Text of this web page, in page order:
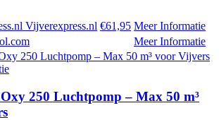
Vijverexpress.nl €61,95 Meer Informatie
Meer Informatie
250 Luchtpomp – Max 50 m³